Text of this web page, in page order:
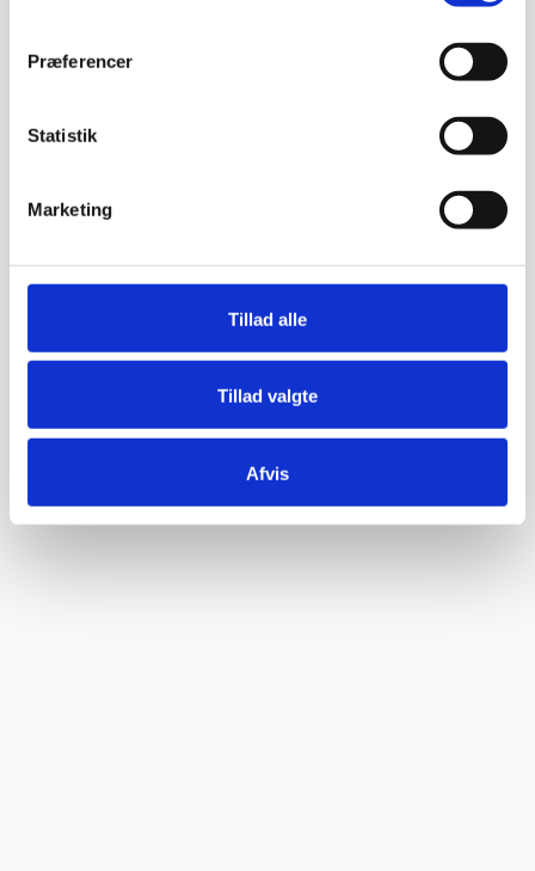
Præferencer
Statistik
Marketing
Tillad alle
Tillad valgte
Afvis